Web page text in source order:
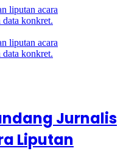
Jurnalis
Liputan